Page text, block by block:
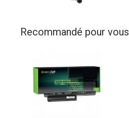
Recommandé pour vous